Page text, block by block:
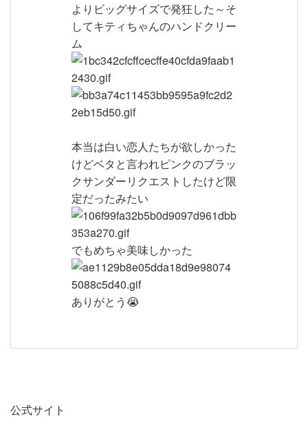
よりビッグサイズで発狂した～そ
してキティちゃんのハンドクリー
ム
本当は白い恋人たちが欲しかった
けどベタと言われピンクのブラッ
クサンダーリクエストしたけど限
定だったみたい
でもめちゃ美味しかった
ありがとう😭
公式サイト